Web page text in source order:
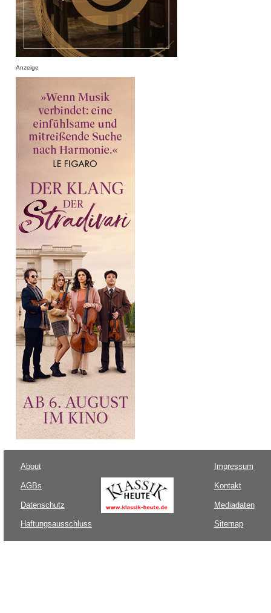
Anzeige
About
AGBs
Datenschutz
Haftungsausschluss
Impressum
Kontakt
Mediadaten
Sitemap